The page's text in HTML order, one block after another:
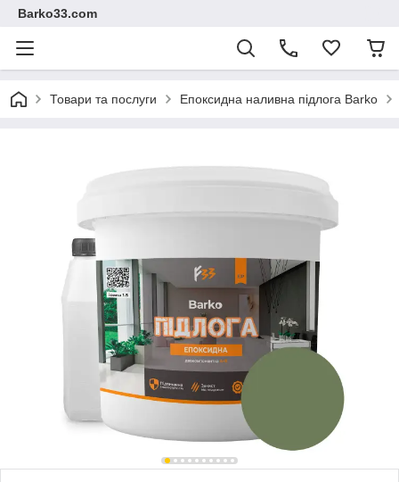
Barko33.com
Товари та послуги Епоксидна наливна підлога Barko